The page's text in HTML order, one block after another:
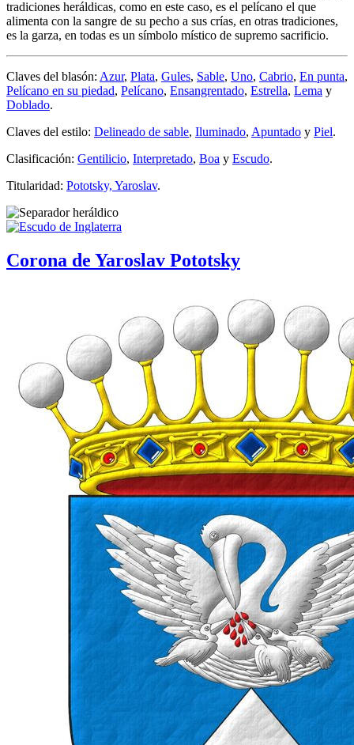
tradiciones heráldicas, como en este caso, es el pelícano el que
alimenta con la sangre de su pecho a sus crías, en otras tradiciones,
es la garza, en todas es un símbolo místico de supremo sacrificio.
Claves del blasón: Azur, Plata, Gules, Sable, Uno, Cabrio, En punta,
Pelícano en su piedad, Pelícano, Ensangrentado, Estrella, Lema y
Doblado.
Claves del estilo: Delineado de sable, Iluminado, Apuntado y Piel.
Clasificación: Gentilicio, Interpretado, Boa y Escudo.
Titularidad: Pototsky, Yaroslav.
Corona de Yaroslav Pototsky